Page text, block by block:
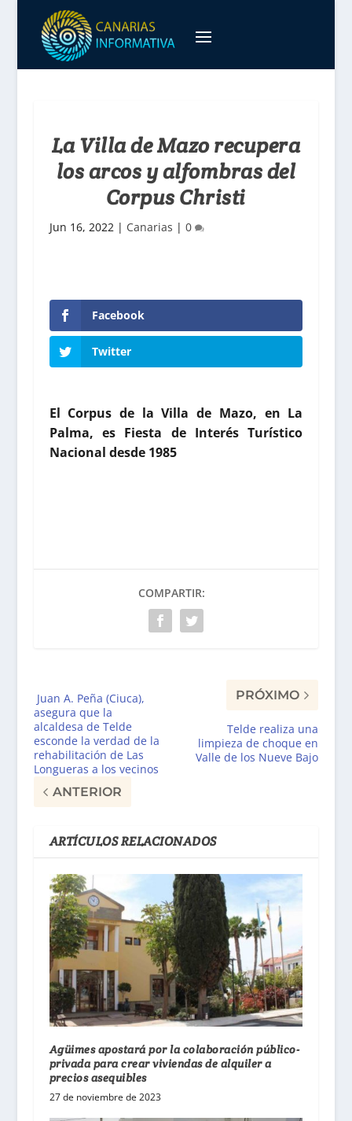
La Villa de Mazo recupera
los arcos y alfombras del
Corpus Christi
Jun 16, 2022| Canarias | 0
Facebook
Twitter
El Corpus de la Villa de Mazo, en La
Palma, es Fiesta de Interés Turístico
Nacional desde 1985
COMPARTIR:
Juan A. Peña (Ciuca),
asegura que la
alcaldesa de Telde
esconde la verdad de la
rehabilitación de Las
Longueras a los vecinos
ANTERIOR
PRÓXIMO
Telde realiza una
limpieza de choque en
Valle de los Nueve Bajo
ARTÍCULOS RELACIONADOS
Agüimes apostará por la colaboración público-
privada para crear viviendas de alquiler a
precios asequibles
27 de noviembre de 2023